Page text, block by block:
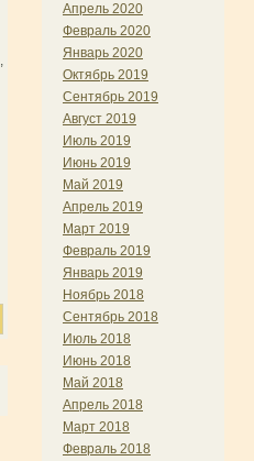
Апрель 2020
Февраль 2020
Январь 2020
Октябрь 2019
Сентябрь 2019
Август 2019
Июль 2019
Июнь 2019
Май 2019
Апрель 2019
Март 2019
Февраль 2019
Январь 2019
Ноябрь 2018
Сентябрь 2018
Июль 2018
Июнь 2018
Май 2018
Апрель 2018
Март 2018
Февраль 2018